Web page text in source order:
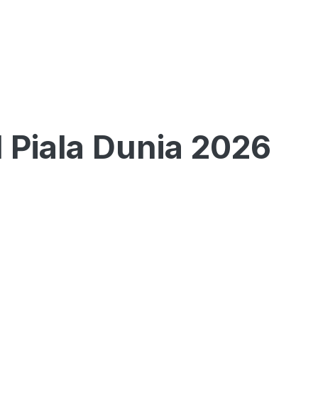
Dunia 2026